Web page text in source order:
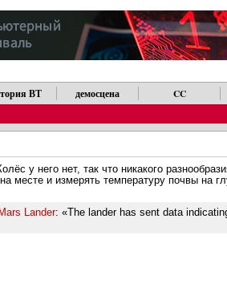
ВТ демосцена CC
у него нет, так что никакого
месте и измерять температуру почвы на
Lander: «The lander has sent data